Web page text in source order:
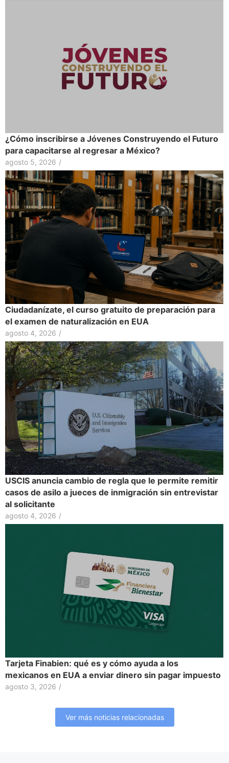
¿Cómo inscribirse a Jóvenes Construyendo el Futuro
para capacitarse al regresar a México?
agosto 5, 2026 /
Ciudadanízate, el curso gratuito de preparación para
el examen de naturalización en EUA
agosto 4, 2026 /
USCIS anuncia cambio de regla que le permite remitir
casos de asilo a jueces de inmigración sin entrevistar
al solicitante
agosto 4, 2026 /
Tarjeta Finabien: qué es y cómo ayuda a los
mexicanos en EUA a enviar dinero sin pagar impuesto
agosto 3, 2026 /
Ver más noticias relacionadas